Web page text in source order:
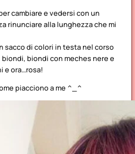
cambiare e vedersi con un
rinunciare alla lunghezza che mi
sacco di colori in testa nel corso
biondi con meches nere e
e ora…rosa!
piacciono a me ^_^